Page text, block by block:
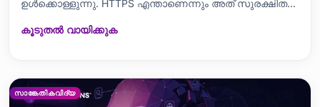
ഉൾക്കൊള്ളുന്നു. HTTPS എന്താണെന്നും അത് സുരക്ഷിത
എന്തുകൊണ്ടാണെന്നും ഒരു SSL സർട്ടിഫിക്കറ്റിന്റെ
കൂടുതൽ വായിക്കുക
സാങ്കേതികവിദ്യ